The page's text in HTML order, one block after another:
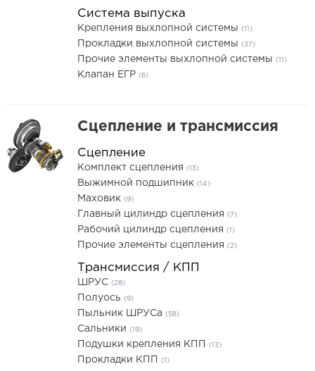
Система выпуска
Крепления выхлопной системы (11)
Прокладки выхлопной системы (37)
Прочие элементы выхлопной системы (11)
Клапан ЕГР (6)
Сцепление и трансмиссия
Сцепление
Комплект сцепления (13)
Выжимной подшипник (14)
Маховик (9)
Главный цилиндр сцепления (7)
Рабочий цилиндр сцепления (1)
Прочие элементы сцепления (2)
Трансмиссия / КПП
ШРУС (28)
Полуось (9)
Пыльник ШРУСа (58)
Сальники (19)
Подушки крепления КПП (13)
Прокладки КПП (1)